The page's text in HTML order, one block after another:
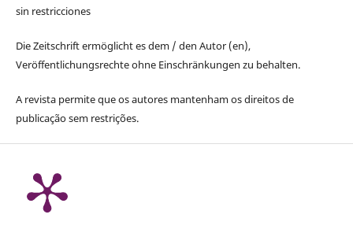
sin restricciones
Die Zeitschrift ermöglicht es dem / den Autor (en),
Veröffentlichungsrechte ohne Einschränkungen zu behalten.
A revista permite que os autores mantenham os direitos de
publicação sem restrições.